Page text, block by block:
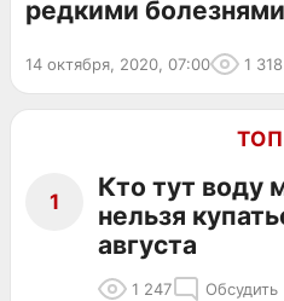
редкими болезнями
14 октября, 2020, 07:00 1 318
1
Кто тут воду
нельзя
августа
1 247 Обсудить